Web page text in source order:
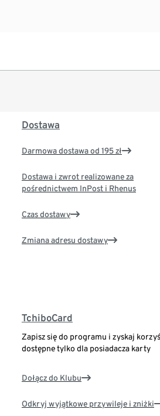
Dostawa
Darmowa dostawa od 195 zł
Dostawa i zwrot realizowane za
pośrednictwem InPost i Rhenus
Czas dostawy
Zmiana adresu dostawy
TchiboCard
Zapisz się do programu i zyskaj
dostępne tylko dla posiadacza karty
Dołącz do Klubu
Odkryj wyjątkowe przywileje i zniżki